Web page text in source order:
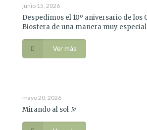
junio 15, 2026
Despedimos el 10º aniversario de los
Biosfera de una manera muy especial
Ver más
mayo 20, 2026
Mirando al sol 🔭